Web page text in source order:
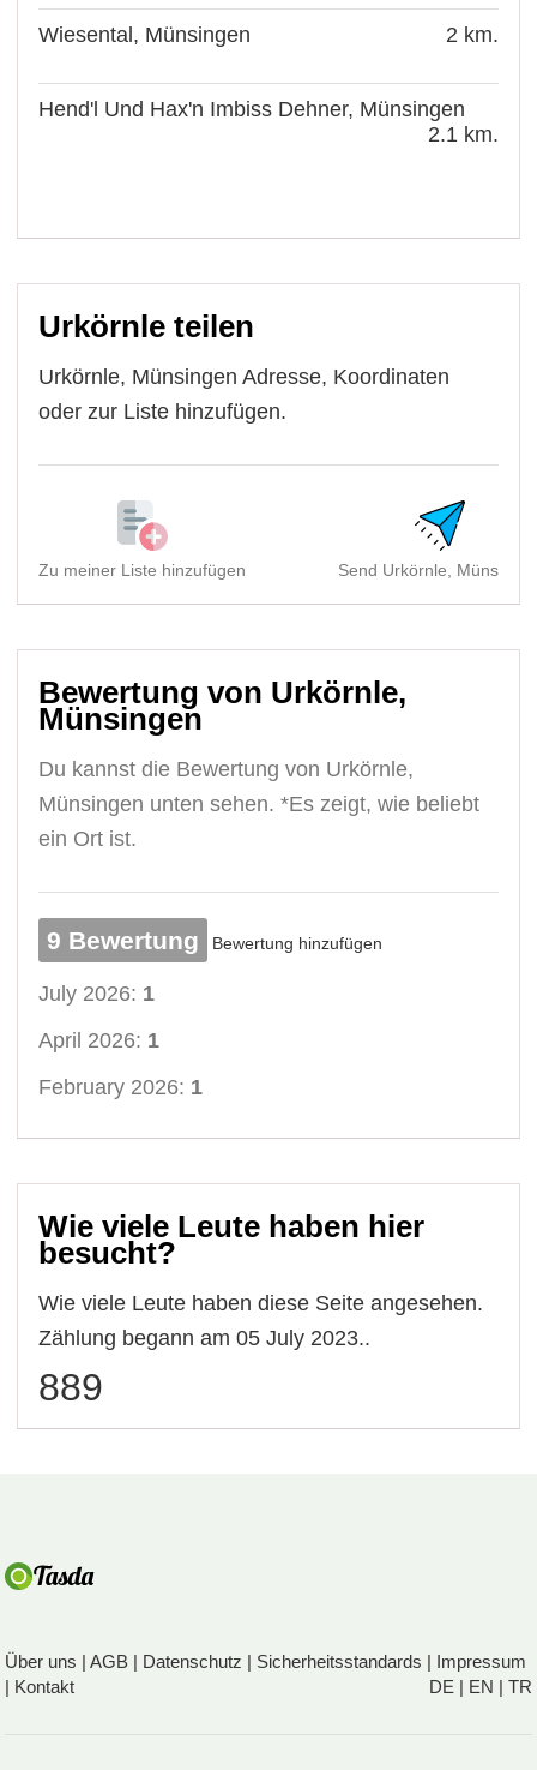
Wiesental, Münsingen 2 km.
Hend'l Und Hax'n Imbiss Dehner, Münsingen
2.1 km.
Urkörnle teilen
Urkörnle, Münsingen Adresse, Koordinaten
oder zur Liste hinzufügen.
Zu meiner Liste hinzufügen Send Urkörnle,
Bewertung von Urkörnle,
Münsingen
Du kannst die Bewertung von Urkörnle,
Münsingen unten sehen. *Es zeigt, wie beliebt
ein Ort ist.
9 Bewertung Bewertung hinzufügen
July 2026: 1
April 2026: 1
February 2026: 1
Wie viele Leute haben hier
besucht?
Wie viele Leute haben diese Seite angesehen.
Zählung begann am 05 July 2023..
889
Über uns |AGB | Datenschutz | Sicherheitsstandards | Impressum
| Kontakt DE | EN | TR